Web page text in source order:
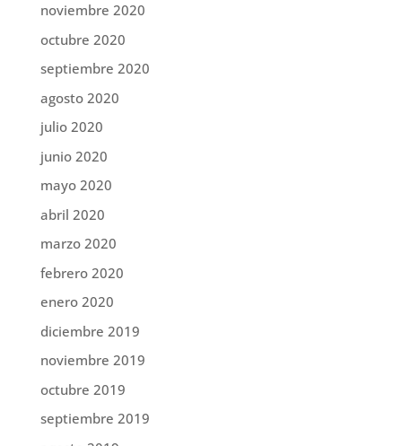
noviembre 2020
octubre 2020
septiembre 2020
agosto 2020
julio 2020
junio 2020
mayo 2020
abril 2020
marzo 2020
febrero 2020
enero 2020
diciembre 2019
noviembre 2019
octubre 2019
septiembre 2019